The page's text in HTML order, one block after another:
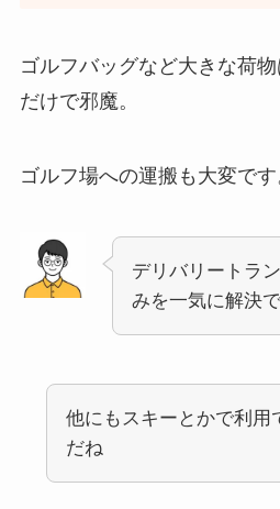
ゴルフバッグなど大きな荷
だけで邪魔。
ゴルフ場への運搬も大変です
デリバリートラ
みを一気に解決
他にもスキーとかで利用
だね